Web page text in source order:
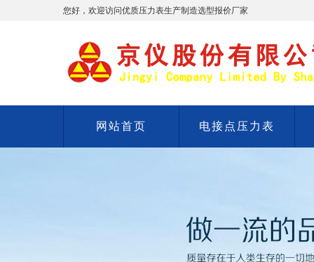
您好，欢迎访问优质压力表生产制造选型报价厂家
网站首页 电接点压力表